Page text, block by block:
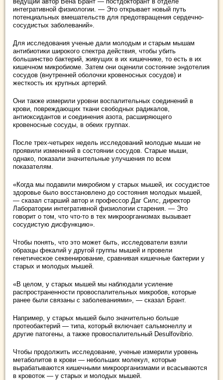
интегративной физиологии. — Это открывает новый путь
потенциальных вмешательств для предотвращения сердечно-
сосудистых заболеваний».
Для исследования ученые дали молодым и старым мышам
антибиотики широкого спектра действия, чтобы убить
большинство бактерий, живущих в их кишечнике, то есть в их
кишечном микробиоме. Затем они оценили состояние эндотелия
сосудов (внутренней оболочки кровеносных сосудов) и
жесткость их крупных артерий.
Они также измерили уровни воспалительных соединений в
крови, повреждающих ткани свободных радикалов,
антиоксидантов и соединения азота, расширяющего
кровеносные сосуды, в обеих группах.
После трех-четырех недель исследований молодые мыши не
проявили изменений в состоянии сосудов. Старые мыши,
однако, показали значительные улучшения по всем
показателям.
«Когда мы подавили микробиом у старых мышей, их сосудистое
здоровье было восстановлено до состояния молодых мышей,
— сказал старший автор и профессор Даг Силс, директор
Лаборатории интегративной физиологии старения. — Это
говорит о том, что что-то в тех микроорганизмах вызывает
сосудистую дисфункцию».
Чтобы понять, что это может быть, исследователи взяли
образцы фекалий у другой группы мышей и провели
генетическое секвенирование, сравнивая кишечные бактерии у
старых и молодых мышей.
«В целом, у старых мышей мы наблюдали усиление
распространенности провоспалительных микробов, которые
ранее были связаны с заболеваниями», — сказал Брант.
Например, у старых мышей было значительно больше
протеобактерий — типа, который включает сальмонеллу и
другие патогены, а также провоспалительный Desulfovibrio.
Чтобы продолжить исследование, ученые измерили уровень
метаболитов в крови — небольших молекул, которые
вырабатываются кишечными микроорганизмами и всасываются
в кровоток — у старых и молодых мышей.